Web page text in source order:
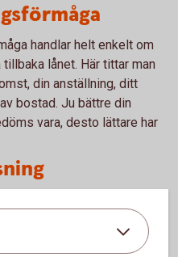
handlar helt enkelt om
lånet. Här tittar man
din anställning, ditt
bostad. Ju bättre din
vara, desto lättare har
och amorteringar på ditt
en kreditupplysning. Det